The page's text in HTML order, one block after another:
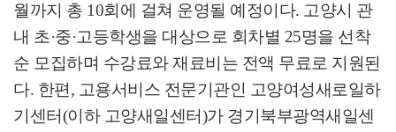
월까지 총 10회에 걸쳐 운영될 예정이다. 고양시 관
내 초·중·고등학생을 대상으로 회차별 25명을 선착
순 모집하며 수강료와 재료비는 전액 무료로 지원된
다. 한편, 고용서비스 전문기관인 고양여성새로일하
기센터(이하 고양새일센터)가 경기북부광역새일센